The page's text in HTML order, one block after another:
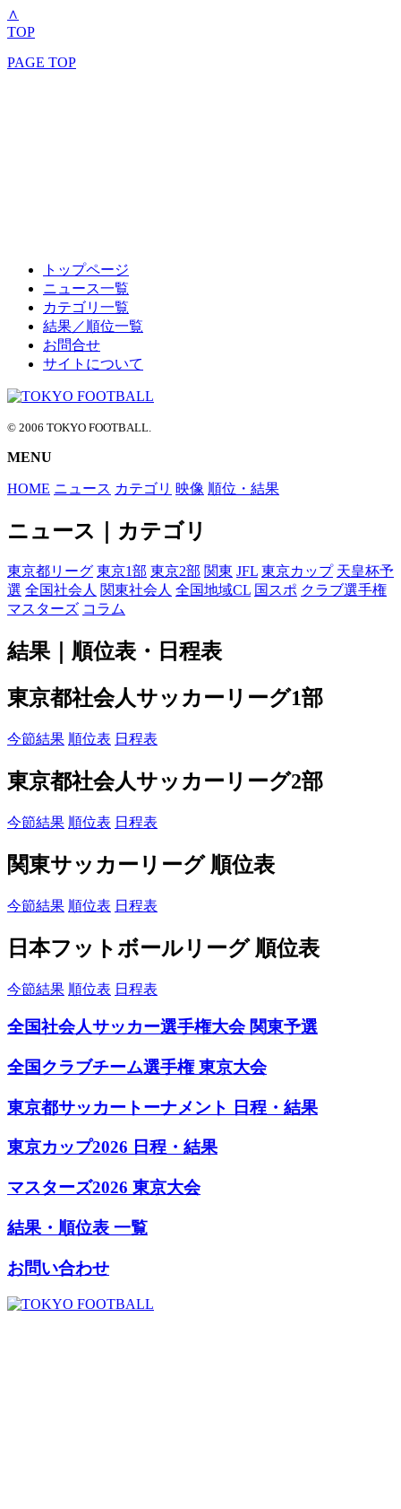
∧
TOP
PAGE TOP
HOME
NEWS
CATEGORY
RANK
PAGETOP
トップページ
ニュース一覧
カテゴリ一覧
結果／順位一覧
お問合せ
サイトについて
© 2006 TOKYO FOOTBALL.
MENU
HOME ニュース カテゴリ 映像 順位・結果
ニュース｜カテゴリ
東京都リーグ 東京1部 東京2部 関東 JFL 東京カップ 天皇杯予
選 全国社会人 関東社会人 全国地域CL 国スポ クラブ選手権
マスターズ コラム
結果｜順位表・日程表
東京都社会人サッカーリーグ1部
今節結果 順位表 日程表
東京都社会人サッカーリーグ2部
今節結果 順位表 日程表
関東サッカーリーグ 順位表
今節結果 順位表 日程表
日本フットボールリーグ 順位表
今節結果 順位表 日程表
全国社会人サッカー選手権大会 関東予選
全国クラブチーム選手権 東京大会
東京都サッカートーナメント 日程・結果
東京カップ2026 日程・結果
マスターズ2026 東京大会
結果・順位表 一覧
お問い合わせ